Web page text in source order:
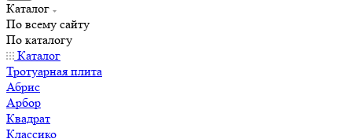
Каталог
По всему сайту
По каталогу
Каталог
Тротуарная плита
Абрис
Арбор
Квадрат
Классико